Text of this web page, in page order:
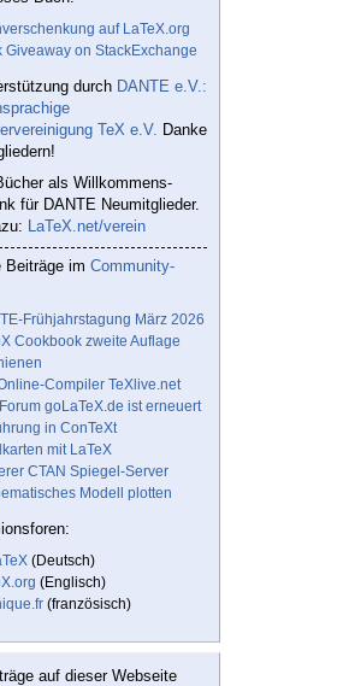
auf LaTeX.org
Giveaway on StackExchange
durch DANTE e.V.:
TeX e.V. Danke
als Willkommens-
für DANTE Neumitglieder.
LaTeX.net/verein
Beiträge im Community-
Frühjahrstagung März 2026
Cookbook zweite Auflage
Compiler TeXlive.net
goLaTeX.de ist erneuert
in ConTeXt
mit LaTeX
CTAN Spiegel-Server
Modell plotten
(Deutsch)
(Englisch)
(französisch)
auf dieser Webseite